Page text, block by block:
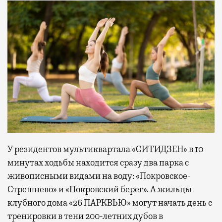
У резидентов мультиквартала «СИТИДЗЕН» в 10
минутах ходьбы находится сразу два парка с
живописными видами на воду: «Покровское-
Стрешнево» и «Покровский берег». А жильцы
клубного дома «26 ПАРКВЬЮ» могут начать день с
тренировки в тени 200-летних дубов в